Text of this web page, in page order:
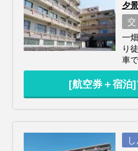
夕
一
り
車
[航空券＋宿泊